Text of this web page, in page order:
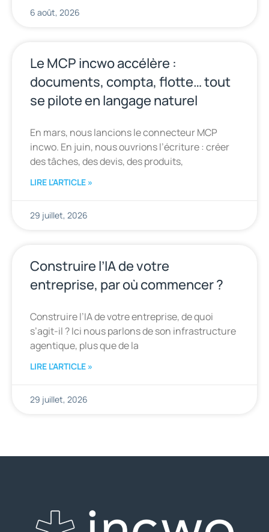
6 août, 2026
Le MCP incwo accélère :
documents, compta, flotte… tout
se pilote en langage naturel
En mars, nous lancions le connecteur MCP
incwo. En juin, nous ouvrions l’écriture : créer
des tâches, des devis, des produits,
LIRE L'ARTICLE »
29 juillet, 2026
Construire l’IA de votre
entreprise, par où commencer ?
Construire l’IA de votre entreprise, de quoi
s’agit-il ? Ici nous parlons de son infrastructure
agentique, plus que de la
LIRE L'ARTICLE »
29 juillet, 2026